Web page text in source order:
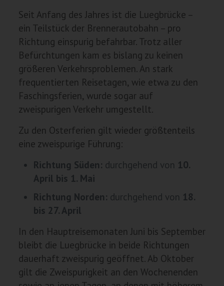
Seit Anfang des Jahres ist die Luegbrücke –
ein Teilstück der Brennerautobahn – pro
Richtung einspurig befahrbar. Trotz aller
Befürchtungen kam es bislang zu keinen
größeren Verkehrsproblemen. An stark
frequentierten Reisetagen, wie etwa zu den
Faschingsferien, wurde sogar auf
zweispurigen Verkehr umgestellt.
Zu den Osterferien gilt wieder größtenteils
eine zweispurige Führung:
Richtung Süden: durchgehend von 10.
April bis 1. Mai
Richtung Norden: durchgehend von 18.
bis 27. April
In den Hauptreisemonaten Juni bis September
bleibt die Luegbrücke in beide Richtungen
dauerhaft zweispurig geöffnet. Ab Oktober
gilt die Zweispurigkeit an den Wochenenden